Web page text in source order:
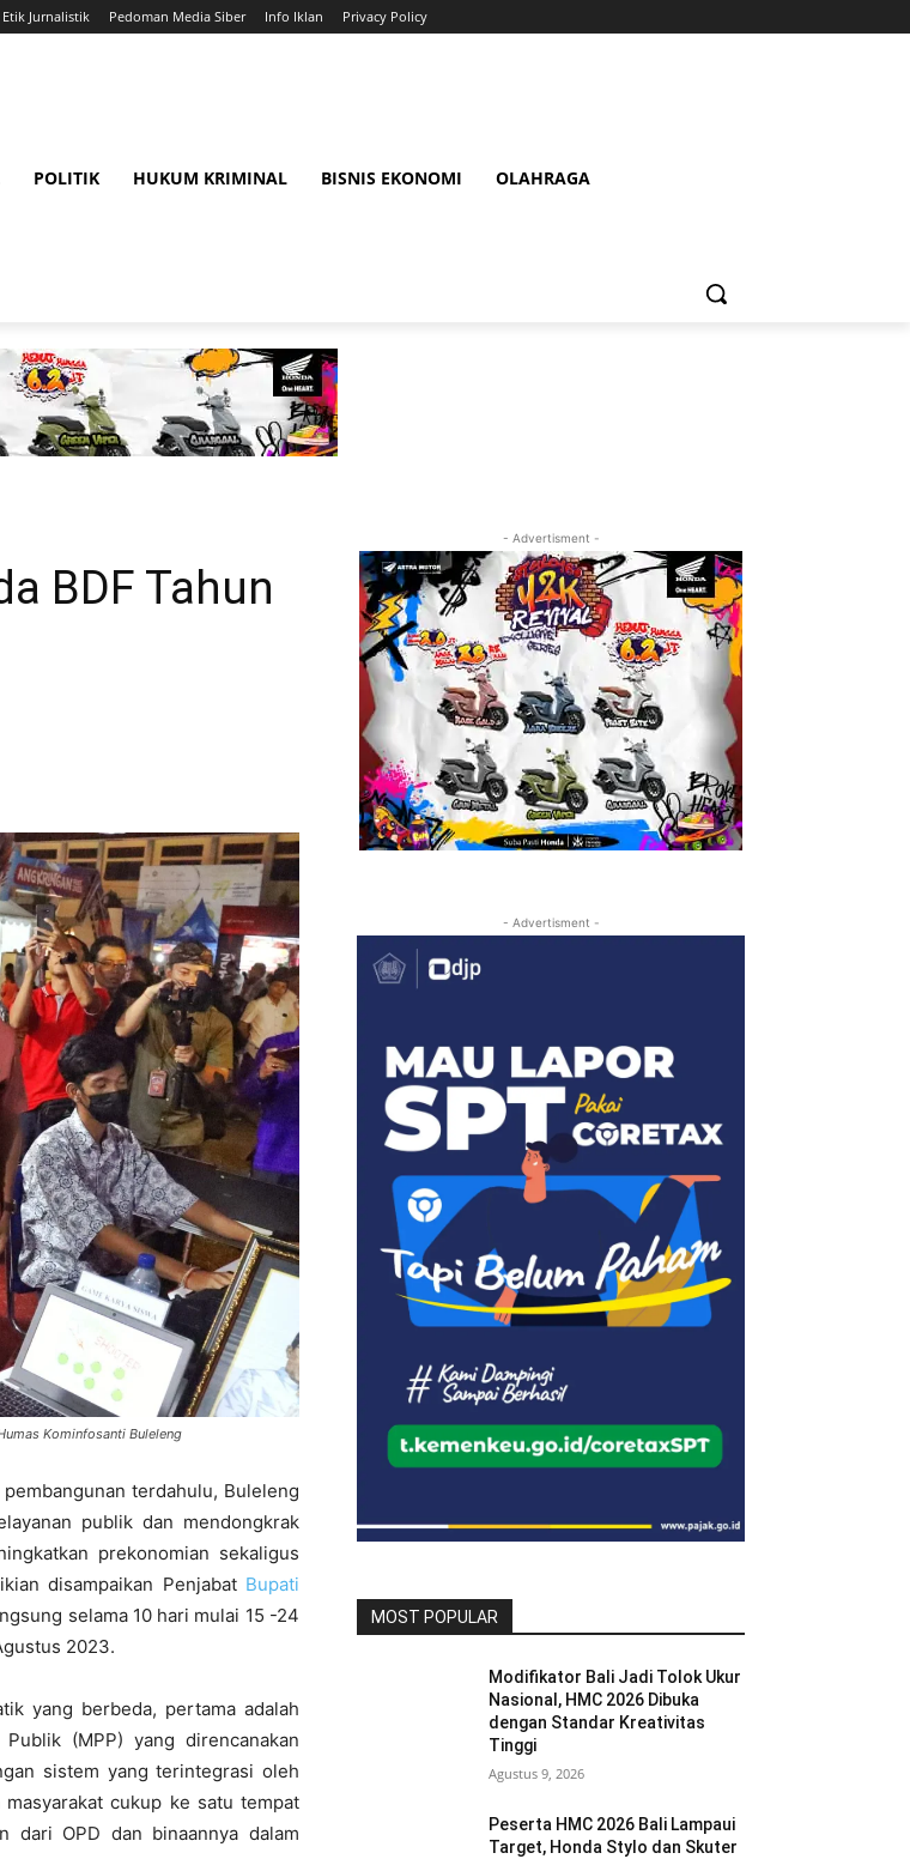
Jurnalistik Pedoman Media Siber Info Iklan Privacy Policy
POLITIK HUKUM KRIMINAL BISNIS EKONOMI OLAHRAGA
BDF Tahun
Kominfosanti Buleleng
terdahulu, Buleleng
publik dan mendongkrak
prekonomian sekaligus
disampaikan Penjabat Bupati
selama 10 hari mulai 15 -24
2023.
yang berbeda, pertama adalah
(MPP) yang direncanakan
sistem yang terintegrasi oleh
cukup ke satu tempat
dari OPD dan binaannya dalam
- Advertisment -
- Advertisment -
MOST POPULAR
Modifikator Bali Jadi Tolok Ukur
Nasional, HMC 2026 Dibuka
dengan Standar Kreativitas
Tinggi
Agustus 9, 2026
Peserta HMC 2026 Bali Lampaui
Target, Honda Stylo dan Skuter